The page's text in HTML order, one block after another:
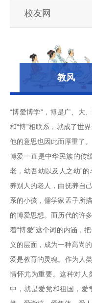
校友网
教风
“博爱博学”，博是广、大
和“博”相联系，就成了世
他的意思也因此而厚重了。
博爱一直是中华民族的传
老，幼吾幼以及人之幼”
养别人的老人，由抚养自
系的小孩，儒学家孟子所
的博爱思想。而历代的许
着“博爱”这个词的内涵，
义的层面，成为一种高尚的
爱是教育的灵魂。作为人
情怀尤为重要。这种对人
中，就是爱党和祖国，爱